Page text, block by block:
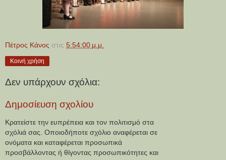
Πέτρος Κάνος στις 5:54:00 μ.μ.
Κοινή χρήση
Δεν υπάρχουν σχόλια:
Δημοσίευση σχολίου
Κρατείστε την ευπρέπεια και τον πολιτισμό στα
σχόλιά σας. Οποιοδήποτε σχόλιο αναφέρεται σε
ονόματα και καταφέρεται προσωπικά
προσβάλλοντας ή θίγοντας προσωπικότητες και